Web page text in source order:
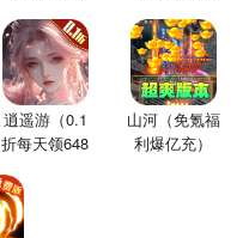
逍遥游（0.1
折每天领648
山河（免氪福
利爆亿充）